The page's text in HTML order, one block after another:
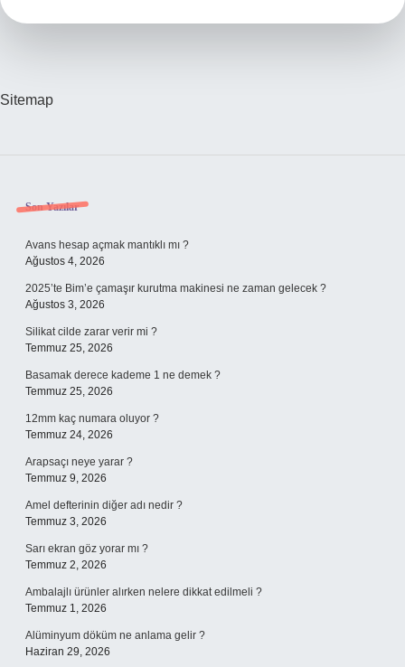
Sitemap
Sidebar
Son Yazılar
Avans hesap açmak mantıklı mı ?
Ağustos 4, 2026
2025’te Bim’e çamaşır kurutma makinesi ne zaman gelecek ?
Ağustos 3, 2026
Silikat cilde zarar verir mi ?
Temmuz 25, 2026
Basamak derece kademe 1 ne demek ?
Temmuz 25, 2026
12mm kaç numara oluyor ?
Temmuz 24, 2026
Arapsaçı neye yarar ?
Temmuz 9, 2026
Amel defterinin diğer adı nedir ?
Temmuz 3, 2026
Sarı ekran göz yorar mı ?
Temmuz 2, 2026
Ambalajlı ürünler alırken nelere dikkat edilmeli ?
Temmuz 1, 2026
Alüminyum döküm ne anlama gelir ?
Haziran 29, 2026